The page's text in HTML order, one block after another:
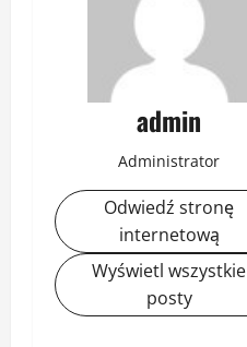
admin
Administrator
Odwiedź stronę
internetową
Wyświetl wszystkie
posty